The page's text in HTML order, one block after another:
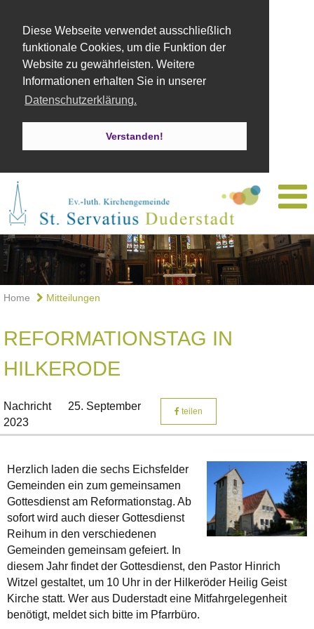
Diese Webseite verwendet ausschließlich
funktionale Cookies, um die Funktion der
Website zu gewährleisten. Weitere
Informationen erhalten Sie in unserer
Datenschutzerklärung.
Verstanden!
Home Mitteilungen
REFORMATIONSTAG IN
HILKERODE
Nachricht
25. September
2023
teilen
Herzlich laden die sechs Eichsfelder
Gemeinden ein zum gemeinsamen
Gottesdienst am Reformationstag. Ab
sofort wird auch dieser Gottesdienst
Reihum in den verschiedenen
Gemeinden gemeinsam gefeiert. In
diesem Jahr findet der Gottesdienst, den Pastor Hinrich
Witzel gestaltet, um 10 Uhr in der Hilkeröder Heilig Geist
Kirche statt. Wer aus Duderstadt eine Mitfahrgelegenheit
benötigt, meldet sich bitte im Pfarrbüro.